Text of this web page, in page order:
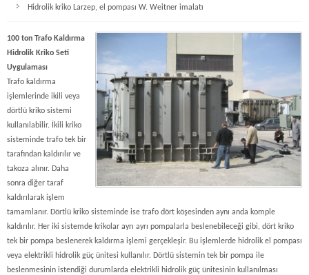
Hidrolik kriko Larzep, el pompası W. Weitner imalatı
100 ton Trafo Kaldırma
Hidrolik Kriko Seti
Uygulaması
Trafo kaldırma
işlemlerinde ikili veya
dörtlü kriko sistemi
kullanılabilir. İkili kriko
sisteminde trafo tek bir
tarafından kaldırılır ve
takoza alınır. Daha
sonra diğer taraf
kaldırılarak işlem
tamamlanır. Dörtlü kriko sisteminde ise trafo dört köşesinden aynı anda komple
kaldırılır. Her iki sistemde krikolar ayrı ayrı pompalarla beslenebileceği gibi, dört kriko
tek bir pompa beslenerek kaldırma işlemi gerçekleşir. Bu işlemlerde hidrolik el pompası
veya elektrikli hidrolik güç ünitesi kullanılır. Dörtlü sistemin tek bir pompa ile
beslenmesinin istendiği durumlarda elektrikli hidrolik güç ünitesinin kullanılması